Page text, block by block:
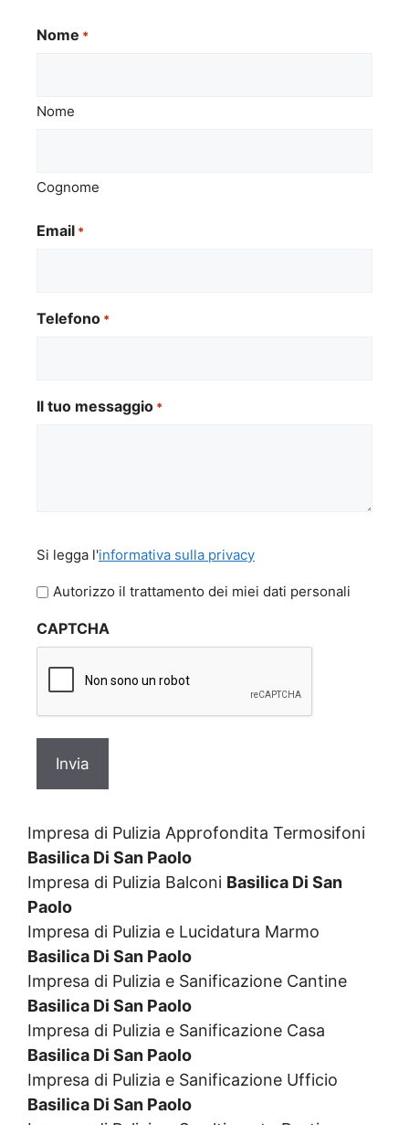
Nome *
Nome
Cognome
Email *
Telefono *
Il tuo messaggio *
legga
l'informativa
privacy
Si legga l'informativa sulla privacy
Autorizzo il trattamento dei miei dati personali
CAPTCHA
Impresa di Pulizia Approfondita Termosifoni
Basilica Di San Paolo
Impresa di Pulizia Balconi Basilica Di San
Paolo
Impresa di Pulizia e Lucidatura Marmo
Basilica Di San Paolo
Impresa di Pulizia e Sanificazione Cantine
Basilica Di San Paolo
Impresa di Pulizia e Sanificazione Casa
Basilica Di San Paolo
Impresa di Pulizia e Sanificazione Ufficio
Basilica Di San Paolo